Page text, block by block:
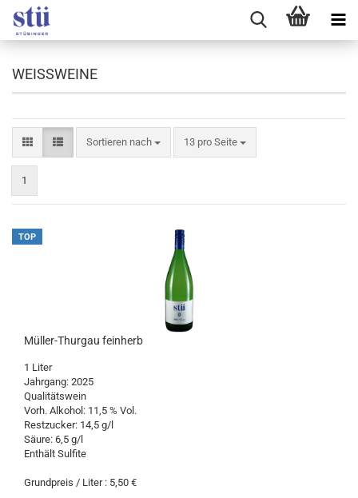
WEISSWEINE
Sortieren nach
Sortieren nach 13 pro Seite
pro Seite
1
TOP
Müller-Thurgau feinherb
1 Liter
Jahrgang: 2025
Qualitätswein
Vorh. Alkohol: 11,5 % Vol.
Restzucker: 14,5 g/l
Säure: 6,5 g/l
Enthält Sulfite
Grundpreis / Liter : 5,50 €